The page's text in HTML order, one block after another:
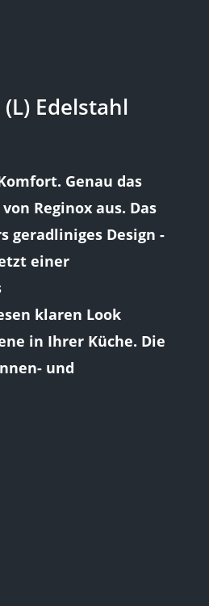
(L) Edelstahl
Genau das
Reginox aus. Das
geradliniges Design -
einer
klaren Look
in Ihrer Küche. Die
und